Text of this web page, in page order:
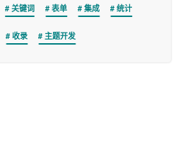
关键词 表单 集成 统计
收录 主题开发